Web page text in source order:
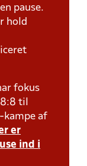
pause.
hold
fokus
til
kampe af
er
ind i